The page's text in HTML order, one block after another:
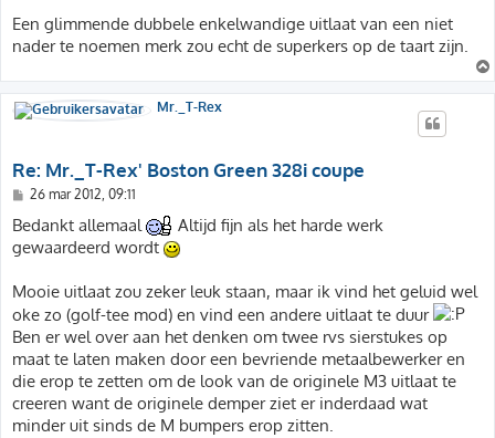
Een glimmende dubbele enkelwandige uitlaat van een niet
nader te noemen merk zou echt de superkers op de taart zijn.
Mr._T-Rex
Re: Mr._T-Rex' Boston Green 328i coupe
B
r
i
c
26 mar 2012, 09:11
Bedankt allemaal
Altijd fijn als het harde werk
gewaardeerd wordt
Mooie uitlaat zou zeker leuk staan, maar ik vind het geluid wel
oke zo (golf-tee mod) en vind een andere uitlaat te duur
Ben er wel over aan het denken om twee rvs sierstukes op
maat te laten maken door een bevriende metaalbewerker en
die erop te zetten om de look van de originele M3 uitlaat te
creeren want de originele demper ziet er inderdaad wat
minder uit sinds de M bumpers erop zitten.